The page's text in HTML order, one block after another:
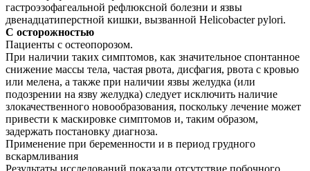
гастроэзофагеальной рефлюксной болезни и язвы
двенадцатиперстной кишки, вызванной Helicobacter pylori.
С осторожностью
Пациенты с остеопорозом.
При наличии таких симптомов, как значительное спонтанное
снижение массы тела, частая рвота, дисфагия, рвота с кровью
или мелена, а также при наличии язвы желудка (или
подозрении на язву желудка) следует исключить наличие
злокачественного новообразования, поскольку лечение может
привести к маскировке симптомов и, таким образом,
задержать постановку диагноза.
Применение при беременности и в период грудного
вскармливания
Результаты исследований показали отсутствие побочного